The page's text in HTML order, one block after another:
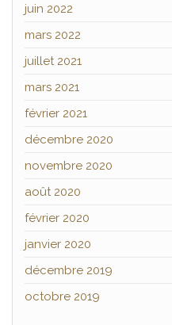
juin 2022
mars 2022
juillet 2021
mars 2021
février 2021
décembre 2020
novembre 2020
août 2020
février 2020
janvier 2020
décembre 2019
octobre 2019